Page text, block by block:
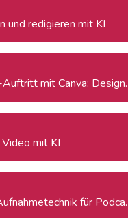
und redigieren mit KI
mit Canva:
mit KI
für